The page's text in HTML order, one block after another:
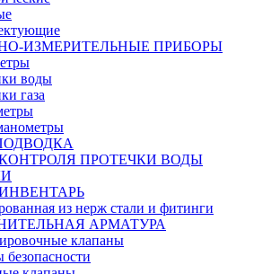
ИЗМЕРИТЕЛЬНЫЕ ПРИБОРЫ
воды
газа
ПРОТЕЧКИ ВОДЫ
из нерж стали и фитинги
АРМАТУРА
клапаны
безопасности